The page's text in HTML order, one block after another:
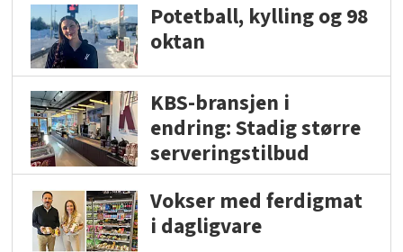
Potetball, kylling og 98
oktan
KBS-bransjen i
endring: Stadig større
serveringstilbud
Vokser med ferdigmat
i dagligvare